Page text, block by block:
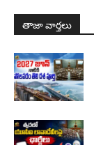
తాజా వార్తలు